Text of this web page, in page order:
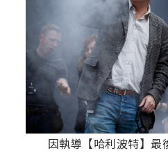
因執導【哈利波特】最